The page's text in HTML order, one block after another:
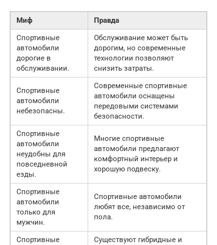
Миф
Правда
Спортивные
автомобили
дорогие в
обслуживании.
Обслуживание может быть
дорогим, но современные
технологии позволяют
снизить затраты.
Спортивные
автомобили
небезопасны.
Современные спортивные
автомобили оснащены
передовыми системами
безопасности.
Спортивные
автомобили
неудобны для
повседневной
езды.
Многие спортивные
автомобили предлагают
комфортный интерьер и
хорошую подвеску.
Спортивные
автомобили
только для
мужчин.
Спортивные автомобили
любят все, независимо от
пола.
Спортивные
Существуют гибридные и